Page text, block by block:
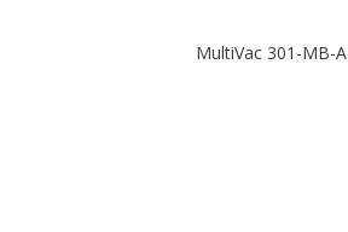
MultiVac 301-MB-A